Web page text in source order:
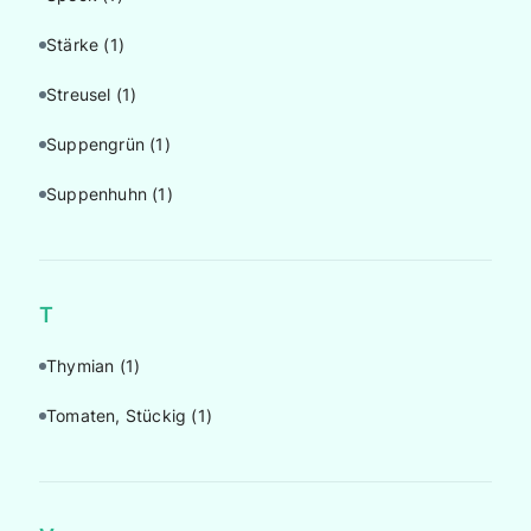
Stärke (1)
Streusel (1)
Suppengrün (1)
Suppenhuhn (1)
T
Thymian (1)
Tomaten, Stückig (1)